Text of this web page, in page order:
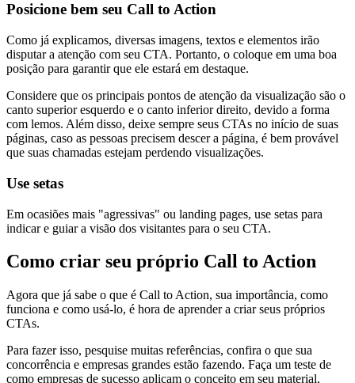
Posicione bem seu Call to Action
Como já explicamos, diversas imagens, textos e elementos irão
disputar a atenção com seu CTA. Portanto, o coloque em uma boa
posição para garantir que ele estará em destaque.
Considere que os principais pontos de atenção da visualização são o
canto superior esquerdo e o canto inferior direito, devido a forma
com lemos. Além disso, deixe sempre seus CTAs no início de suas
páginas, caso as pessoas precisem descer a página, é bem provável
que suas chamadas estejam perdendo visualizações.
Use setas
Em ocasiões mais "agressivas" ou landing pages, use setas para
indicar e guiar a visão dos visitantes para o seu CTA.
Como criar seu próprio Call to Action
Agora que já sabe o que é Call to Action, sua importância, como
funciona e como usá-lo, é hora de aprender a criar seus próprios
CTAs.
Para fazer isso, pesquise muitas referências, confira o que sua
concorrência e empresas grandes estão fazendo. Faça um teste de
como empresas de sucesso aplicam o conceito em seu material,